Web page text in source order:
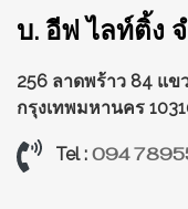
บ. อีฟ ไลท์ติ้ง
256 ลาดพร้าว 84 แข
กรุงเทพมหานคร
Tel : 094